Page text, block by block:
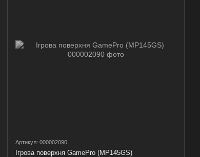
Артикул: 000002090
Ігрова поверхня GamePro (MP145GS)